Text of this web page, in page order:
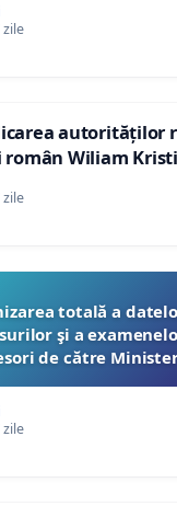
autorităților
român Wiliam
în plasament în
totală a
şi a
de către